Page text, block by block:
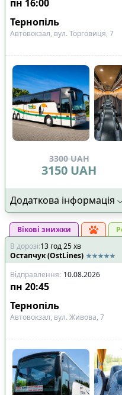
пн 16:00
Тернопіль
Автовокзал, вул. Торговиця, 7
3300 UAH
3150 UAH
Додаткова інформація
Вікові знижки
В дорозі:13 год25хв
Остапчук (OstLines)
Відправлення: 10.08.2026
пн 20:45
Тернопіль
Автовокзал, вул. Живова, 7